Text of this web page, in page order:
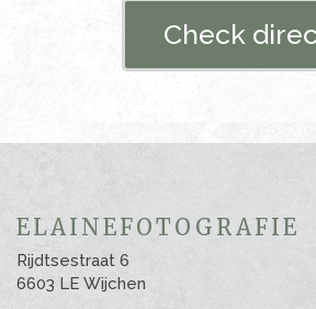
Check
ELAINEFOTOGRAFIE
Rijdtsestraat 6
6603 LE Wijchen